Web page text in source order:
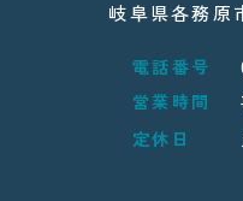
岐阜県各務原
電話番号
営業時間
定休日